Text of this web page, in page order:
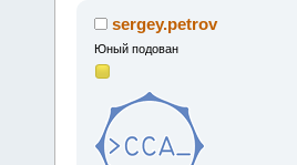
sergey.petrov
Юный подован